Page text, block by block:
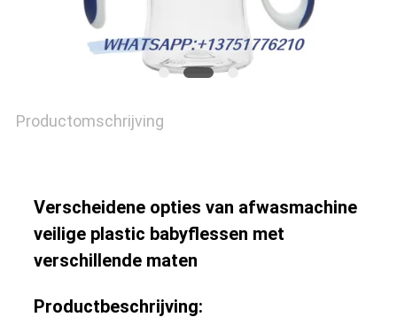
PRIVACY
Productomschrijving
Verscheidene opties van afwasmachine
veilige plastic babyflessen met
verschillende maten
Productbeschrijving: